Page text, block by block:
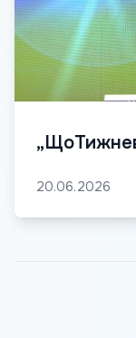
20.06.2026